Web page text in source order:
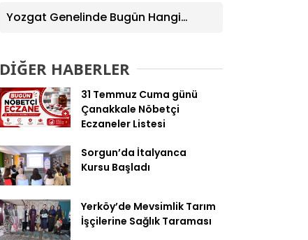
Yozgat Genelinde Bugün Hangi
DİĞER HABERLER
31 Temmuz Cuma günü
Çanakkale Nöbetçi
Eczaneler Listesi
Sorgun’da İtalyanca
Kursu Başladı
Yerköy’de Mevsimlik Tarım
İşçilerine Sağlık Taraması